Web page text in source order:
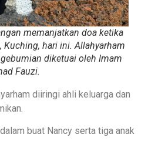
memanjatkan doa ketika
Kuching, hari ini. Allahyarham
diketuai oleh Imam
Fauzi.
diiringi ahli keluarga dan
buat Nancy serta tiga anak